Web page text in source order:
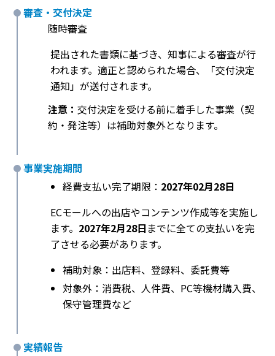
審査・交付決定
随時審査
提出された書類に基づき、知事による審査が行
われます。適正と認められた場合、「交付決定
通知」が送付されます。
注意： 交付決定を受ける前に着手した事業（契
約・発注等）は補助対象外となります。
事業実施期間
経費支払い完了期限： 2027年02月28日
ECモールへの出店やコンテンツ作成等を実施し
ます。 2027年2月28日 までに全ての支払いを完
了させる必要があります。
補助対象：出店料、登録料、委託費等
対象外：消費税、人件費、PC等機材購入費、
保守管理費など
実績報告